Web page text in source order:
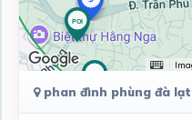
phan đình phùng đà lạt